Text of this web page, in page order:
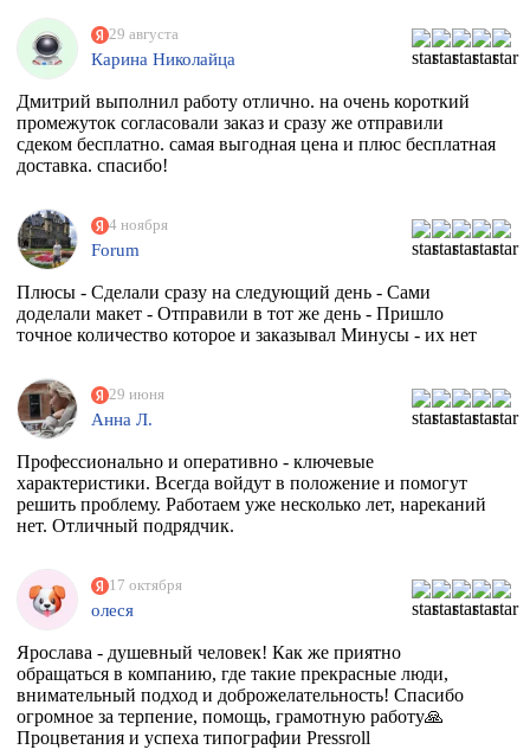
обращаться за помощью.
29 августа
Карина Николайца
Дмитрий выполнил работу отлично. на очень короткий
промежуток согласовали заказ и сразу же отправили
сдеком бесплатно. самая выгодная цена и плюс бесплатная
доставка. спасибо!
4 ноября
Forum
Плюсы - Сделали сразу на следующий день - Сами
доделали макет - Отправили в тот же день - Пришло
точное количество которое и заказывал Минусы - их нет
29 июня
Анна Л.
Профессионально и оперативно - ключевые
характеристики. Всегда войдут в положение и помогут
решить проблему. Работаем уже несколько лет, нареканий
нет. Отличный подрядчик.
17 октября
олеся
Ярослава - душевный человек! Как же приятно
обращаться в компанию, где такие прекрасные люди,
внимательный подход и доброжелательность! Спасибо
огромное за терпение, помощь, грамотную работу🙏
Процветания и успеха типографии Pressroll